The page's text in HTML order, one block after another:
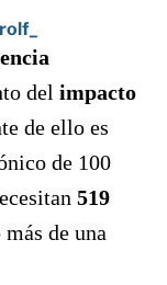
del impacto
de ello es
de 100
519
de una